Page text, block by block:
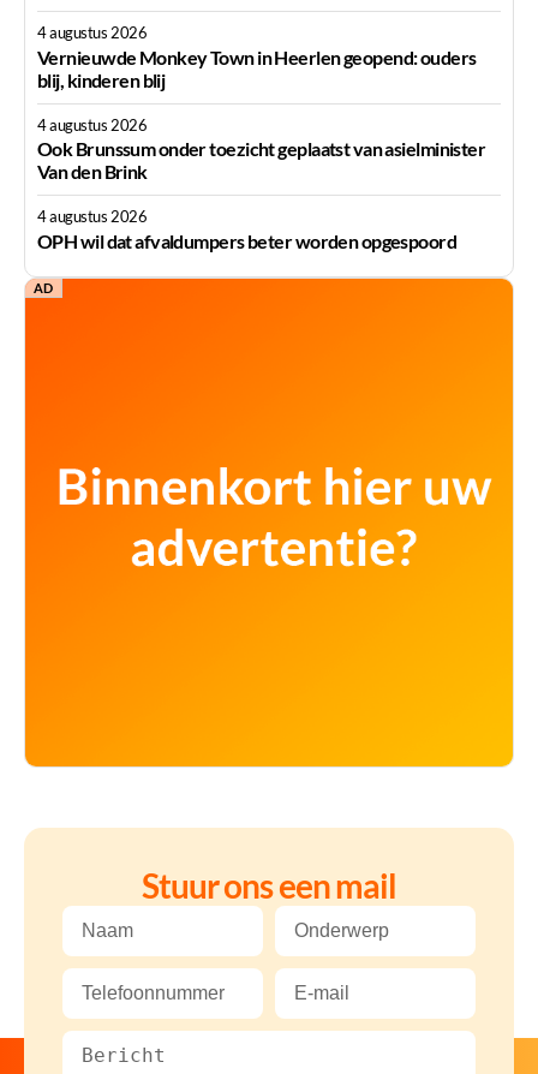
4 augustus 2026
Vernieuwde Monkey Town in Heerlen geopend: ouders
blij, kinderen blij
4 augustus 2026
Ook Brunssum onder toezicht geplaatst van asielminister
Van den Brink
4 augustus 2026
OPH wil dat afvaldumpers beter worden opgespoord
AD
Stuur ons een mail